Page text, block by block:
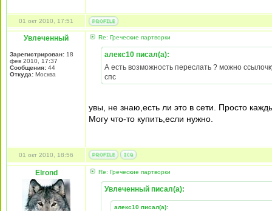
01 окт 2010, 17:51
Увлеченный
Зарегистрирован: 18
фев 2010, 17:37
Сообщения: 44
Откуда: Москва
Re: Греческие партворки
алекс10 писал(а):
А есть возможность переслать ? можно
спс
увы, не знаю,есть ли это в сети. Просто
Могу что-то купить,если нужно.
01 окт 2010, 18:56
Elrond Re: Греческие партворки
Увлеченный писал(а):
алекс10 писал(а):